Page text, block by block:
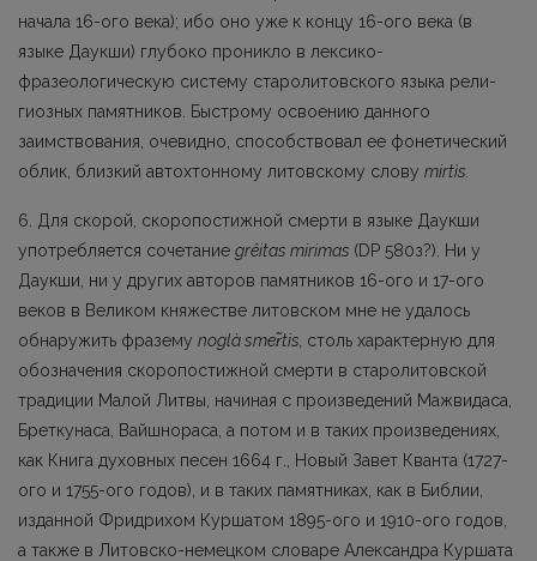
начала 16-ого века); ибо оно уже к концу 16-ого века (в
языке Даукши) глубоко проникло в лексико-
фразеологическую систему старолитовского языка рели­
гиозных памятников. Быстрому освоению данного
заимствования, очевидно, способствовал ее фонетический
облик, близкий автохтонному литовскому слову mirtìs.
6. Для скорой, скоропостижной смерти в языке Даукши
употребляется сочетание grêitas miri­mas (DP 580з?). Ни у
Даукши, ни у других авторов памятников 16-ого и 17-ого
веков в Великом княжестве литовском мне не удалось
обнаружить фразему noglà smer̃tis, столь характерную для
обозначения скоропостижной смерти в старолитовской
традиции Малой Литвы, начиная с про­изведений Мажвидаса,
Бреткунаса, Вайшнораса, а потом и в таких произведениях,
как Книга духовных песен 1664 г., Новый Завет Кванта (1727-
ого и 1755-ого годов), и в таких памятниках, как в Библии,
изданной Фридрихом Куршатом 1895-ого и 1910-ого годов,
а также в Литовско-немецком словаре Александра Куршата